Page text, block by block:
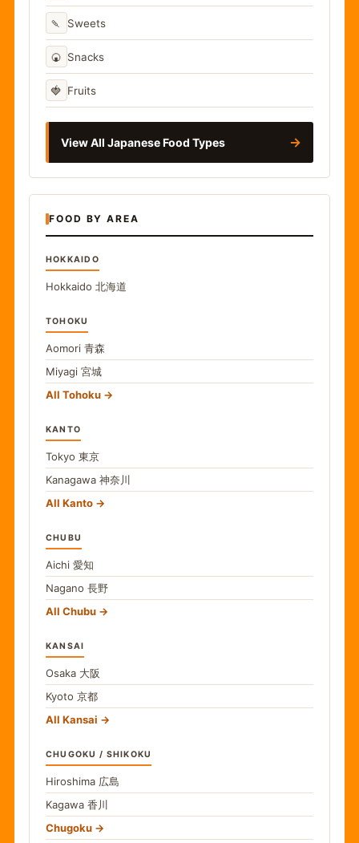
🍡 Sweets
🍘 Snacks
🍓 Fruits
View All Japanese Food Types →
FOOD BY AREA
HOKKAIDO
Hokkaido 北海道
TOHOKU
Aomori 青森
Miyagi 宮城
All Tohoku
KANTO
Tokyo 東京
Kanagawa 神奈川
All Kanto
CHUBU
Aichi 愛知
Nagano 長野
All Chubu
KANSAI
Osaka 大阪
Kyoto 京都
All Kansai
CHUGOKU / SHIKOKU
Hiroshima 広島
Kagawa 香川
Chugoku